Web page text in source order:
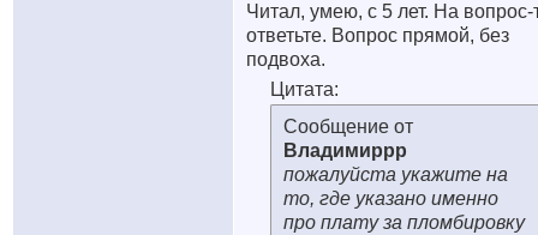
Читал, умею, с 5 лет. На вопрос-
ответьте. Вопрос прямой, без
подвоха.
Цитата:
Сообщение от
Владимиррр
пожалуйста укажите на
то, где указано именно
про плату за пломбировку